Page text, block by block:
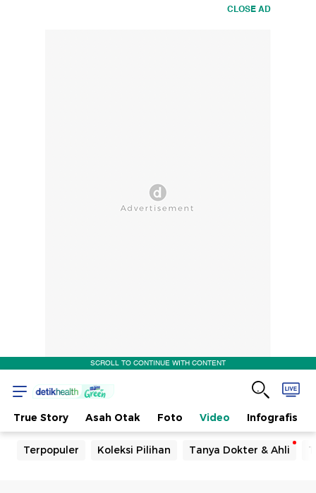
CLOSE AD
SCROLL TO CONTINUE WITH CONTENT
True Story Asah Otak Foto Video Infografis
Terpopuler Koleksi Pilihan Tanya Dokter & Ahli